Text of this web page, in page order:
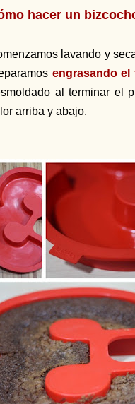
hacer un
lavando y
engrasando el
al terminar el
arriba y abajo.